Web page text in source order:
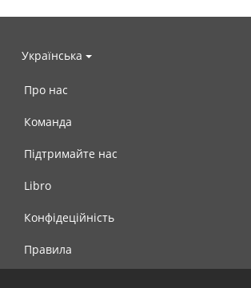
Українська
Про нас
Команда
Підтримайте нас
Libro
Конфідеційність
Правила